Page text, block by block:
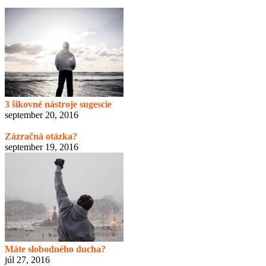
3 šikovné nástroje sugescie
september 20, 2016
Zázračná otázka?
september 19, 2016
Máte slobodného ducha?
júl 27, 2016